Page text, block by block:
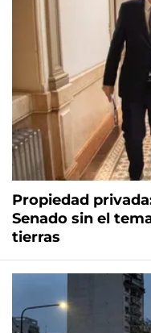
Propiedad
Senado sin el
tierras